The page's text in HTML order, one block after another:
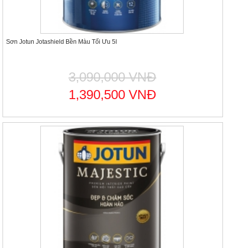
Sơn Jotun Jotashield Bền Màu Tối Ưu 5l
3,090,000 VNĐ
1,390,500 VNĐ